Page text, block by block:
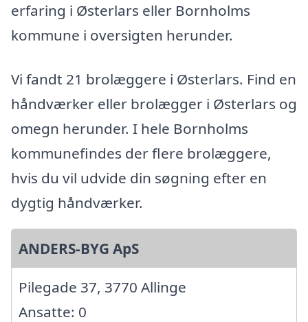
erfaring i Østerlars eller Bornholms
kommune i oversigten herunder.
Vi fandt 21 brolæggere i Østerlars. Find en
håndværker eller brolægger i Østerlars og
omegn herunder. I hele Bornholms
kommunefindes der flere brolæggere,
hvis du vil udvide din søgning efter en
dygtig håndværker.
ANDERS-BYG ApS
Pilegade 37, 3770 Allinge
Ansatte: 0